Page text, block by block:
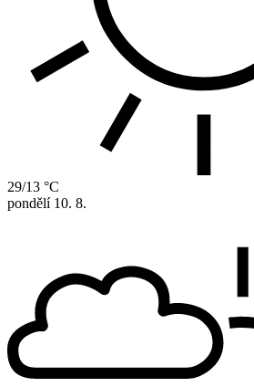
29/13 °C
pondělí 10. 8.